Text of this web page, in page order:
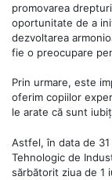
promovarea
oportunitate de a
dezvoltarea
fie o preocupare
Prin urmare, este
oferim copiilor
le arate că sunt
Astfel, în data de
Tehnologic de
sărbătorit ziua de 1